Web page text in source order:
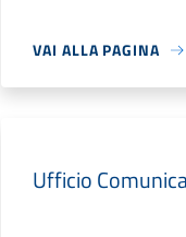
VAI ALLA PAGINA
Ufficio